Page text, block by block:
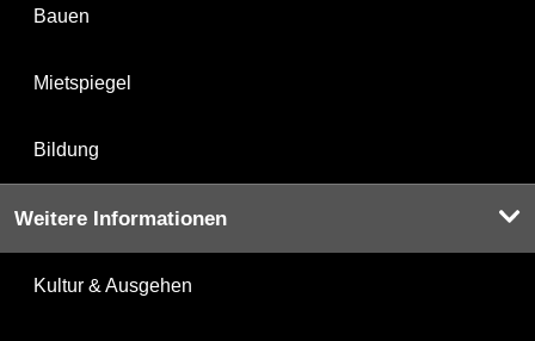
Bauen
Mietspiegel
Bildung
Weitere Informationen
Kultur & Ausgehen